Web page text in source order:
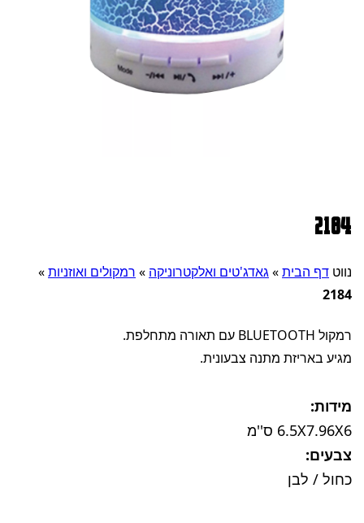
2184
נווט דף הבית»גאדג'טים ואלקטרוניקה » רמקולים ואוזניות»
2184
רמקול BLUETOOTH עם תאורה מתחלפת.
מגיע באריזת מתנה צבעונית.
מידות:
6.5X7.96X6 ס''מ
צבעים:
כחול / לבן